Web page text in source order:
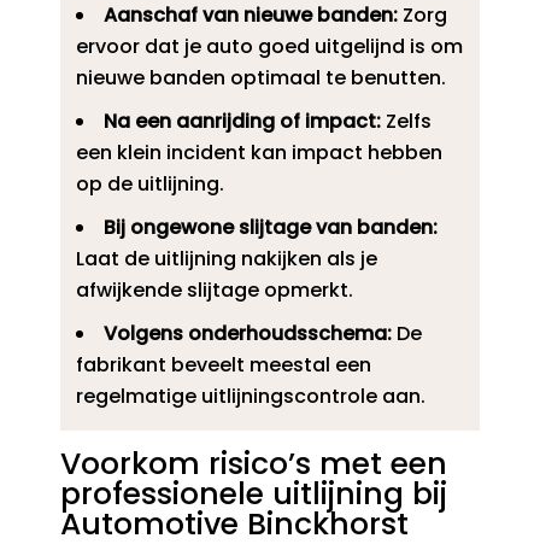
Aanschaf van nieuwe banden:Zorg
ervoor dat je auto goed uitgelijnd is om
nieuwe banden optimaal te benutten.​
Na een aanrijding of impact:Zelfs
een klein incident kan impact hebben
op de uitlijning.​
Bij ongewone slijtage van banden:
Laat de uitlijning nakijken als je
afwijkende slijtage opmerkt.​
Volgens onderhoudsschema:De
fabrikant beveelt meestal een
regelmatige uitlijningscontrole aan.​
Voorkom risico’s met een
professionele uitlijning bij
Automotive Binckhorst